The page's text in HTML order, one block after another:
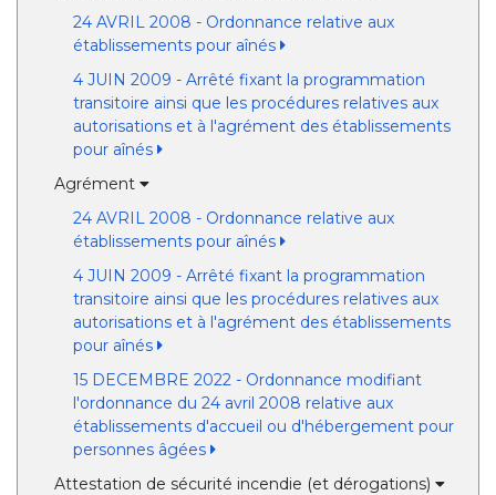
24 AVRIL 2008 - Ordonnance relative aux
établissements pour aînés
4 JUIN 2009 - Arrêté fixant la programmation
transitoire ainsi que les procédures relatives aux
autorisations et à l'agrément des établissements
pour aînés
Agrément
24 AVRIL 2008 - Ordonnance relative aux
établissements pour aînés
4 JUIN 2009 - Arrêté fixant la programmation
transitoire ainsi que les procédures relatives aux
autorisations et à l'agrément des établissements
pour aînés
15 DECEMBRE 2022 - Ordonnance modifiant
l'ordonnance du 24 avril 2008 relative aux
établissements d'accueil ou d'hébergement pour
personnes âgées
Attestation de sécurité incendie (et dérogations)